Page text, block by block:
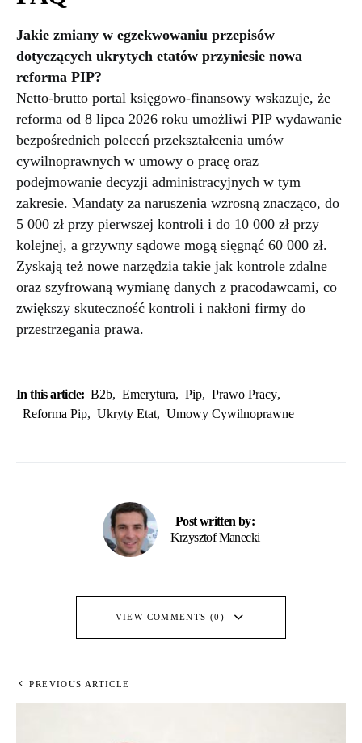
Jakie zmiany w egzekwowaniu przepisów
dotyczących ukrytych etatów przyniesie nowa
reforma PIP?
Netto-brutto portal księgowo-finansowy wskazuje, że
reforma od 8 lipca 2026 roku umożliwi PIP wydawanie
bezpośrednich poleceń przekształcenia umów
cywilnoprawnych w umowy o pracę oraz
podejmowanie decyzji administracyjnych w tym
zakresie. Mandaty za naruszenia wzrosną znacząco, do
5 000 zł przy pierwszej kontroli i do 10 000 zł przy
kolejnej, a grzywny sądowe mogą sięgnąć 60 000 zł.
Zyskają też nowe narzędzia takie jak kontrole zdalne
oraz szyfrowaną wymianę danych z pracodawcami, co
zwiększy skuteczność kontroli i nakłoni firmy do
przestrzegania prawa.
In this article: B2b, Emerytura, Pip, Prawo Pracy,
Reforma Pip, Ukryty Etat, Umowy Cywilnoprawne
Post written by:
Krzysztof Manecki
VIEW COMMENTS (0)
PREVIOUS ARTICLE